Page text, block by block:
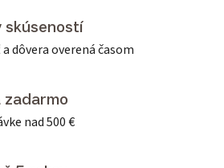
skúseností
dôvera overená časom
zadarmo
nad 500 €